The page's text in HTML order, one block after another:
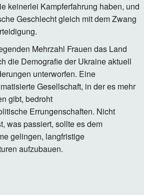
keinerlei Kampferfahrung haben, und
Geschlecht gleich mit dem Zwang
Mehrzahl Frauen das Land
die Demografie der Ukraine aktuell
unterworfen. Eine
Gesellschaft, in der es mehr
gibt, bedroht
Errungenschaften. Nicht
was passiert, sollte es dem
gelingen, langfristige
aufzubauen.